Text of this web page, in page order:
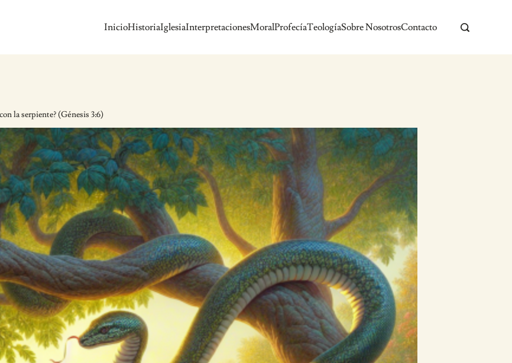
InicioHistoriaIglesiaInterpretacionesMoralProfecíaTeologíaSobre NosotrosContacto
la serpiente? (Génesis 3:6)